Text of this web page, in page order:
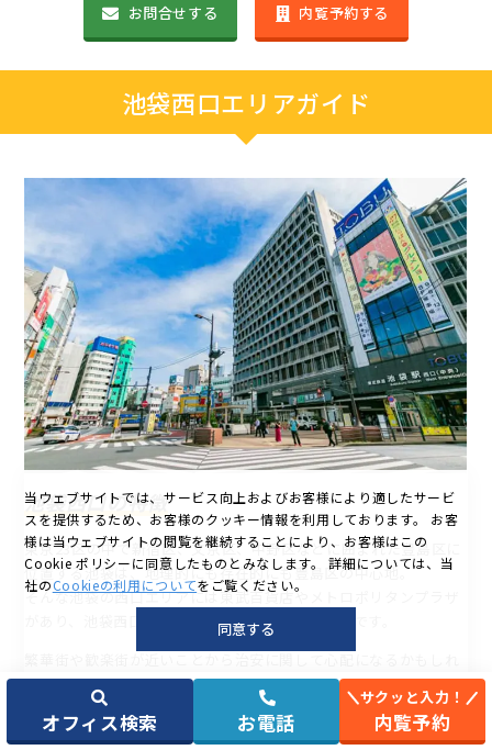
オフィス検索 お電話
サクッと入力！
内覧予約
お問合せする 内覧予約する
池袋西口エリアガイド
池袋西口の特徴
東京23区の中で新宿区、文京区、中野区などに囲まれた豊島区に
位置する池袋は、地理的にも存在的にも豊島区の中心地。
そんな池袋の西口エリアには東武百貨店やメトロポリタンプラザ
があり、池袋西口公園、東京芸術劇場なども有名です。
ませんが、池袋西口エリアには池袋警察署が、駅周辺には交番が
5つあるので、徐々に治安が良くなっているといえます。
また、近年再開発も進んでおり、これからの発展がさらに期待で
当ウェブサイトでは、サービス向上およびお客様により適したサービ
スを提供するため、お客様のクッキー情報を利用しております。
お客
様は当ウェブサイトの閲覧を継続することにより、お客様はこの
Cookie ポリシーに同意したものとみなします。
詳細については、当
社のCookieの利用についてをご覧ください。
同意する